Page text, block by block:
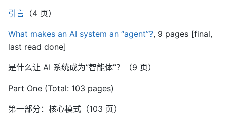
引言 （4 页）
What makes an AI system an “agent”?, 9 pages [final,
last read done]
是什么让 AI 系统成为”智能体”？（9 页）
Part One (Total: 103 pages)
第一部分：核心模式（103 页）